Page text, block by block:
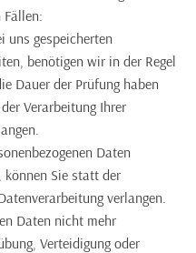
uns gespeicherten
benötigen wir in der Regel
Dauer der Prüfung haben
Verarbeitung Ihrer
Daten
können Sie statt der
verlangen.
Daten nicht mehr
Verteidigung oder